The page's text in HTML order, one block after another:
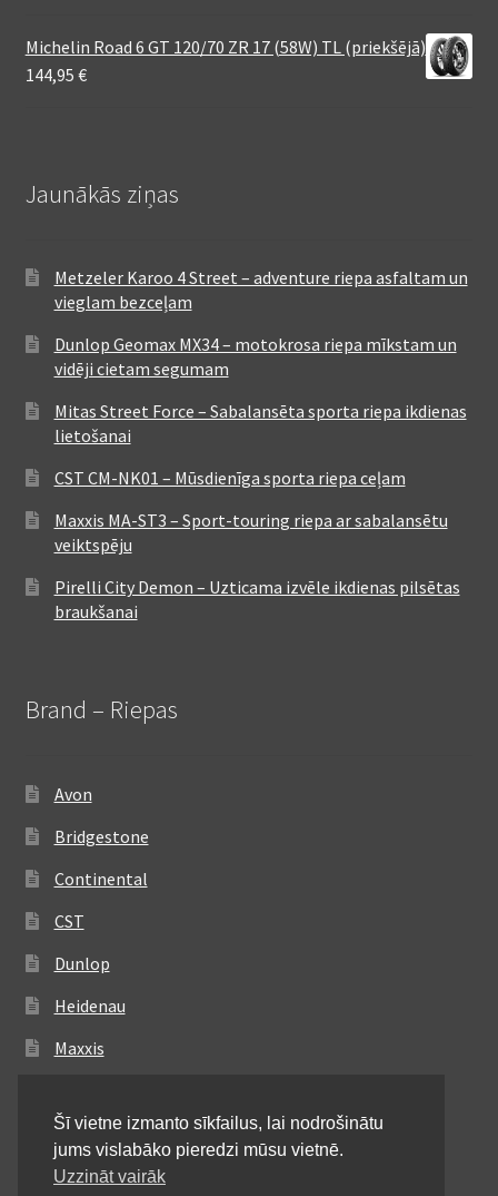
Michelin Road 6 GT 120/70 ZR 17 (58W) TL (priekšējā)
144,95 €
Jaunākās ziņas
Metzeler Karoo 4 Street – adventure riepa asfaltam un
vieglam bezceļam
Dunlop Geomax MX34 – motokrosa riepa mīkstam un
vidēji cietam segumam
Mitas Street Force – Sabalansēta sporta riepa ikdienas
lietošanai
CST CM-NK01 – Mūsdienīga sporta riepa ceļam
Maxxis MA-ST3 – Sport-touring riepa ar sabalansētu
veiktspēju
Pirelli City Demon – Uzticama izvēle ikdienas pilsētas
braukšanai
Brand – Riepas
Avon
Bridgestone
Continental
CST
Dunlop
Heidenau
Maxxis
Michelin
Mitas
Šī vietne izmanto sīkfailus, lai nodrošinātu
jums vislabāko pieredzi mūsu vietnē.
Uzzināt vairāk